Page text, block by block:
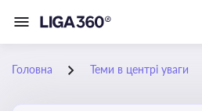
Головна Теми в центрі уваги